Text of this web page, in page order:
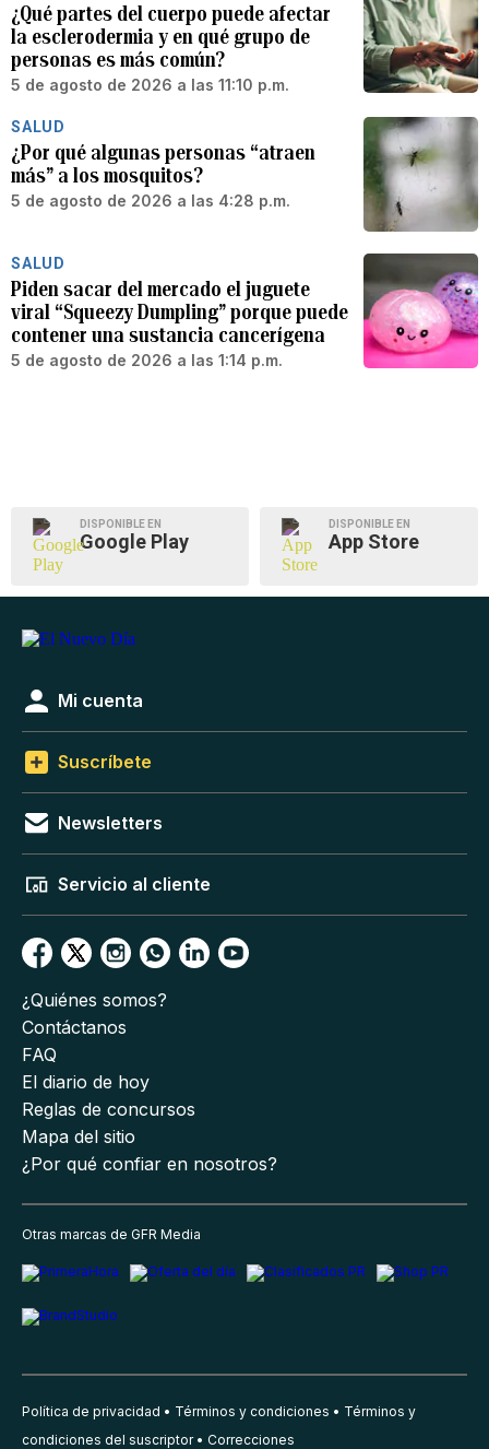
¿Qué partes del cuerpo puede afectar
la esclerodermia y en qué grupo de
personas es más común?
5 de agosto de 2026 a las 11:10 p.m.
SALUD
¿Por qué algunas personas “atraen
más” a los mosquitos?
5 de agosto de 2026 a las 4:28 p.m.
SALUD
Piden sacar del mercado el juguete
viral “Squeezy Dumpling” porque puede
contener una sustancia cancerígena
5 de agosto de 2026 a las 1:14 p.m.
DISPONIBLE EN
Google Play
DISPONIBLE EN
App Store
Mi cuenta
Suscríbete
Newsletters
Servicio al cliente
¿Quiénes somos?
Contáctanos
FAQ
El diario de hoy
Reglas de concursos
Mapa del sitio
¿Por qué confiar en nosotros?
Otras marcas de GFR Media
Política de privacidad Términos y condiciones
Términos y
condiciones del suscriptor
Correcciones